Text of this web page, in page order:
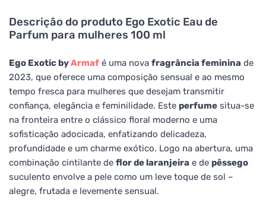
Descrição do produto Ego Exotic Eau de
Parfum para mulheres 100 ml
Ego Exotic byArmaf é uma nova fragrância feminina de
2023, que oferece uma composição sensual e ao mesmo
tempo fresca para mulheres que desejam transmitir
confiança, elegância e feminilidade. Este perfume situa-se
na fronteira entre o clássico floral moderno e uma
sofisticação adocicada, enfatizando delicadeza,
profundidade e um charme exótico. Logo na abertura, uma
combinação cintilante de flor de laranjeira e de pêssego
suculento envolve a pele como um leve toque de sol –
alegre, frutada e levemente sensual.